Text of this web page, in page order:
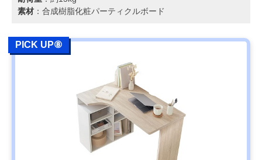
素材 ：合成樹脂化粧パーティクルボード
PICK UP⑧